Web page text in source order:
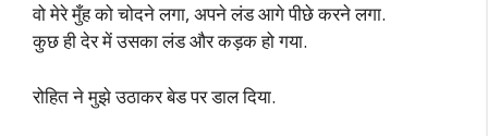
वो मेरे मुँह को चोदने लगा, अपने लंड आगे पीछे करने लगा.
कुछ ही देर में उसका लंड और कड़क हो गया.
रोहित ने मुझे उठाकर बेड पर डाल दिया.